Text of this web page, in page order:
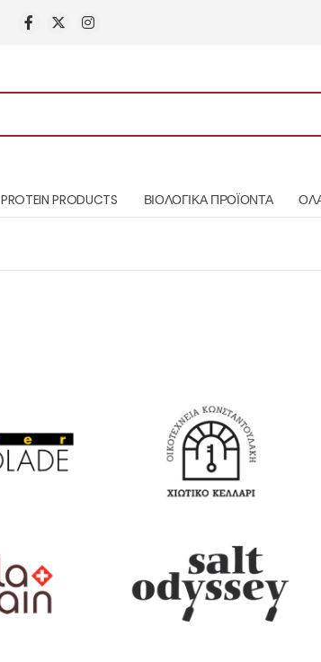
PROTEIN PRODUCTS ΒΙΟΛΟΓΙΚΑ ΠΡΟΪΟΝΤΑ